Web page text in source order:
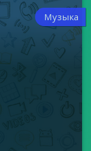
Музыка